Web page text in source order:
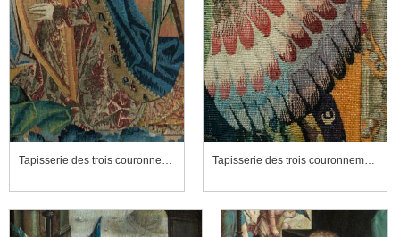
Tapisserie des trois couronnements, détail de la scène centrale, le Couronnement de la Vierge Tapisserie des trois couronnements, détail de la scène centrale, le Couronnement de la Vierge